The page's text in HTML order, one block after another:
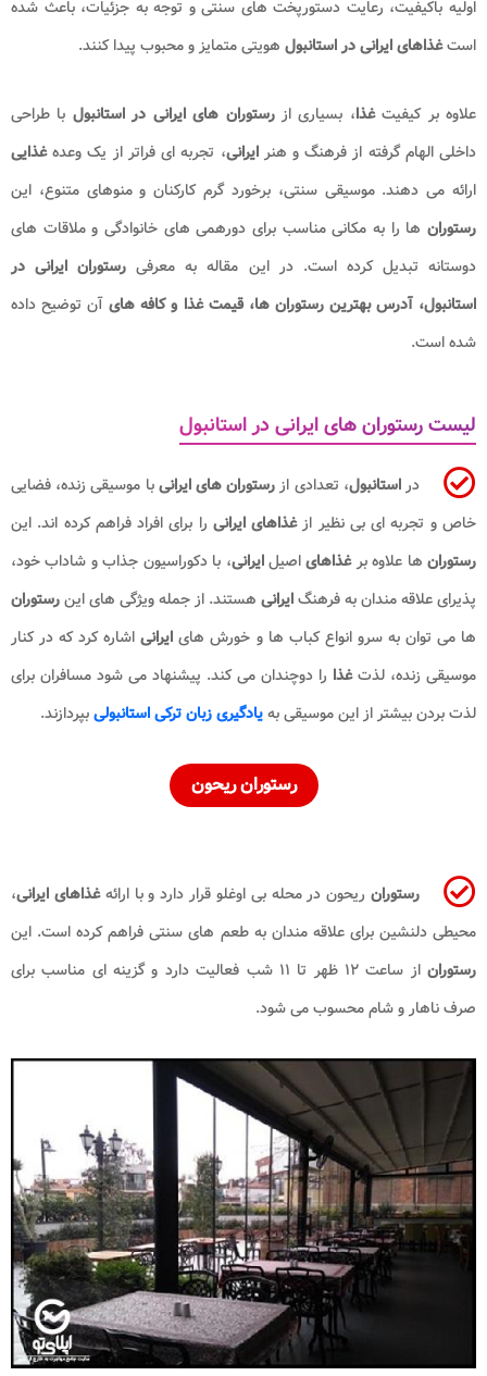
اولیه باکیفیت، رعایت دستورپخت های سنتی و توجه به جزئیات، باعث شده
استغذاهای ایرانی در استانبول هویتی متمایز و محبوب پیدا کنند.
علاوه بر کیفیتغذا، بسیاری ازرستوران های ایرانی در استانبول با طراحی
داخلی الهام گرفته از فرهنگ و هنرایرانی، تجربه ای فراتر از یک وعدهغذایی
ارائه می دهند. موسیقی سنتی، برخورد گرم کارکنان و منوهای متنوع، این
رستوران ها را به مکانی مناسب برای دورهمی های خانوادگی و ملاقات های
دوستانه تبدیل کرده است. در این مقاله به معرفی رستوران ایرانی در
استانبول، آدرس بهترین رستوران ها، قیمت غذا و کافه هایآن توضیح داده
شده است.
لیست رستوران های ایرانی در استانبول
دراستانبول، تعدادی ازرستوران های ایرانیبا موسیقی زنده، فضایی
خاص و تجربه ای بی نظیر ازغذاهای ایرانی را برای افراد فراهم کرده اند. این
رستوران ها علاوه برغذاهایاصیلایرانی، با دکوراسیون جذاب و شاداب خود،
پذیرای علاقه مندان به فرهنگایرانی هستند. از جمله ویژگی های اینرستوران
ها می توان به سرو انواع کباب ها و خورش های ایرانی اشاره کرد که در کنار
موسیقی زنده، لذتغذا را دوچندان می کند. پیشنهاد می شود مسافران برای
لذت بردن بیشتر از این موسیقی بهیادگیری زبان ترکی استانبولیبپردازند.
رستوران ریحون
رستوران ریحون در محله بی اوغلو قرار دارد و با ارائهغذاهای ایرانی،
محیطی دلنشین برای علاقه مندان به طعم های سنتی فراهم کرده است. این
رستوران
از ساعت ۱۲ ظهر تا ۱۱ شب فعالیت دارد و گزینه ای مناسب برای
صرف ناهار و شام محسوب می شود.